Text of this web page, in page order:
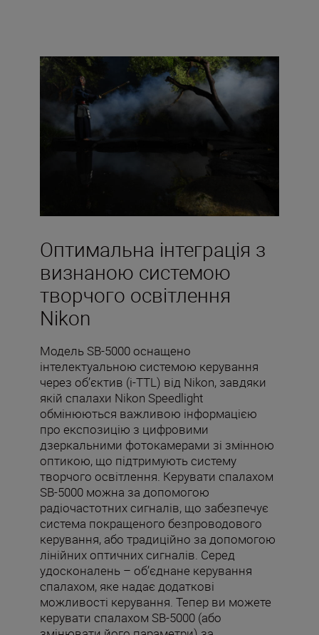
Оптимальна інтеграція з
визнаною системою
творчого освітлення
Nikon
Модель SB-5000 оснащено
інтелектуальною системою керування
через об’єктив (i-TTL) від Nikon, завдяки
якій спалахи Nikon Speedlight
обмінюються важливою інформацією
про експозицію з цифровими
дзеркальними фотокамерами зі змінною
оптикою, що підтримують систему
творчого освітлення. Керувати спалахом
SB-5000 можна за допомогою
радіочастотних сигналів, що забезпечує
система покращеного безпроводового
керування, або традиційно за допомогою
лінійних оптичних сигналів. Серед
удосконалень – об’єднане керування
спалахом, яке надає додаткові
можливості керування. Тепер ви можете
керувати спалахом SB-5000 (або